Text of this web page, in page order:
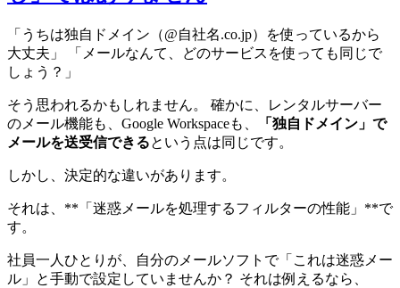
「うちは独自ドメイン（@自社名.co.jp）を使っているから
大丈夫」 「メールなんて、どのサービスを使っても同じで
しょう？」
そう思われるかもしれません。 確かに、レンタルサーバー
のメール機能も、Google Workspaceも、
「独自ドメイン」で
メールを送受信できるという点は同じです。
しかし、決定的な違いがあります。
それは、**「迷惑メールを処理するフィルターの性能」**で
す。
社員一人ひとりが、自分のメールソフトで「これは迷惑メー
ル」と手動で設定していませんか？ それは例えるなら、